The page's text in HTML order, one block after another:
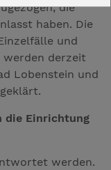
die
haben. Die
und
werden derzeit
Lobenstein und
die Einrichtung
werden.